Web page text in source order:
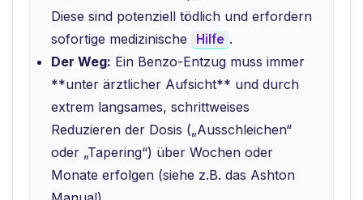
Diese sind potenziell tödlich und erfordern
sofortige medizinische
Hilfe .
Der Weg: Ein Benzo-Entzug muss immer
**unter ärztlicher Aufsicht** und durch
extrem langsames, schrittweises
Reduzieren der Dosis („Ausschleichen“
oder „Tapering“) über Wochen oder
Monate erfolgen (siehe z.B. das Ashton